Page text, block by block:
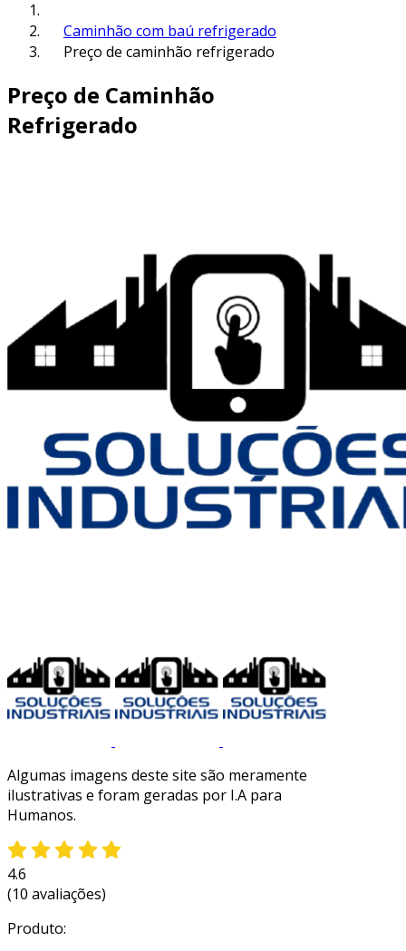
Caminhão com baú refrigerado
Preço de caminhão refrigerado
Preço de Caminhão
Refrigerado
Algumas imagens deste site são meramente
ilustrativas e foram geradas por I.A para
Humanos.
4.6
(10 avaliações)
Produto: